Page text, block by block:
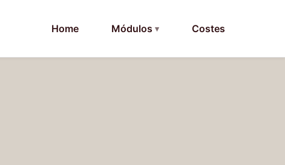
Home Módulos Costes